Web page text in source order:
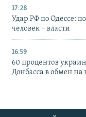
17:28
Удар РФ по Одессе:
человек – власти
16:59
60 процентов
Донбасса в обмен на